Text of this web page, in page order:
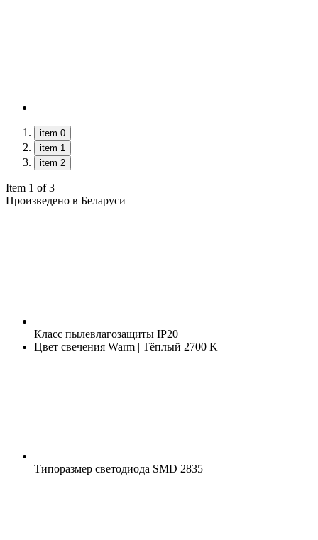
item 0
item 1
item 2
Item 1 of 3
Произведено в Беларуси
Класс пылевлагозащиты IP20
Цвет свечения Warm | Тёплый 2700 K
Типоразмер светодиода SMD 2835